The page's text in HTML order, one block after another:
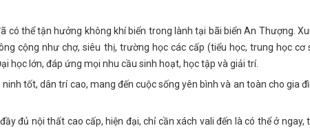
có thể tận hưởng không khí biển trong lành tại bãi biển An Thượng.
cộng như chợ, siêu thị, trường học các cấp (tiểu học, trung học cơ
học lớn, đáp ứng mọi nhu cầu sinh hoạt, học tập và giải trí.
ninh tốt, dân trí cao, mang đến cuộc sống yên bình và an toàn cho gia
đủ nội thất cao cấp, hiện đại, chỉ cần xách vali đến là có thể ở ngay,